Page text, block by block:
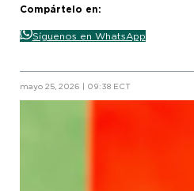
Compártelo en:
Síguenos en WhatsApp
mayo 25, 2026 | 09:38 ECT